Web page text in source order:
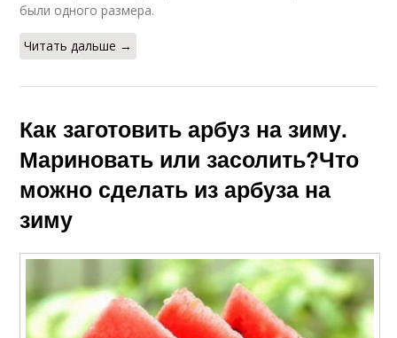
были одного размера.
Читать дальше →
Как заготовить арбуз на зиму.
Мариновать или засолить?Что
можно сделать из арбуза на
зиму